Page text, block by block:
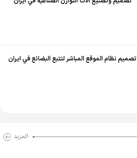
تصميم نظام الموقع المباشر لتتبع البضائع في ايران
المزید